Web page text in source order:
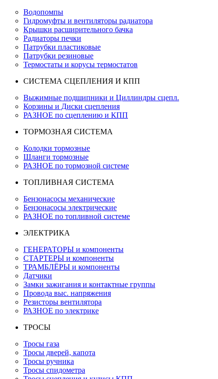
Водопомпы
Гидромуфты и вентиляторы радиатора
Крышки расширительного бачка
Радиаторы печки
Патрубки пластиковые
Патрубки резиновые
Термостаты и корусы термостатов
СИСТЕМА СЦЕПЛЕНИЯ И КПП
Выжимные подшипники и Циллиндры сцепл.
Корзины и Диски сцепления
РАЗНОЕ по сцеплению и КПП
ТОРМОЗНАЯ СИСТЕМА
Колодки тормозные
Шланги тормозные
РАЗНОЕ по тормозной системе
ТОПЛИВНАЯ СИСТЕМА
Бензонасосы механические
Бензонасосы электрические
РАЗНОЕ по топливной системе
ЭЛЕКТРИКА
ГЕНЕРАТОРЫ и компоненты
СТАРТЕРЫ и компоненты
ТРАМБЛЁРЫ и компоненты
Датчики
Замки зажигания и контактные группы
Провода выс. напряжения
Резисторы вентилятора
РАЗНОЕ по электрике
ТРОСЫ
Тросы газа
Тросы дверей, капота
Тросы ручника
Тросы спидометра